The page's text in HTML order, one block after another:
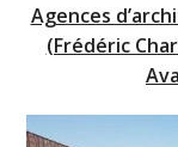
Agences
(Frédéric